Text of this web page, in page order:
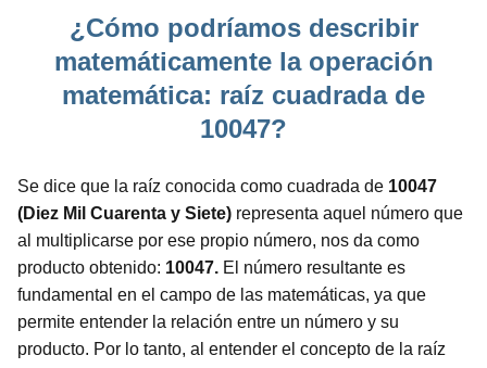
¿Cómo podríamos describir
matemáticamente la operación
matemática: raíz cuadrada de
10047?
Se dice que la raíz conocida como cuadrada de 10047
(Diez Mil Cuarenta y Siete) representa aquel número que
al multiplicarse por ese propio número, nos da como
producto obtenido: 10047. El número resultante es
fundamental en el campo de las matemáticas, ya que
permite entender la relación entre un número y su
producto. Por lo tanto, al entender el concepto de la raíz